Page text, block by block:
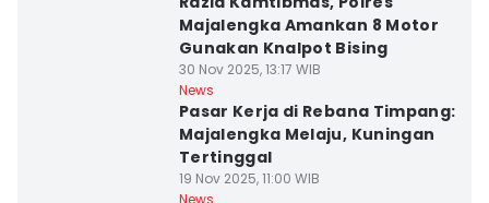
Majalengka Amankan 8 Motor
Gunakan Knalpot Bising
30 Nov 2025, 13:17 WIB
News
Pasar Kerja di Rebana Timpang:
Majalengka Melaju, Kuningan
Tertinggal
19 Nov 2025, 11:00 WIB
News